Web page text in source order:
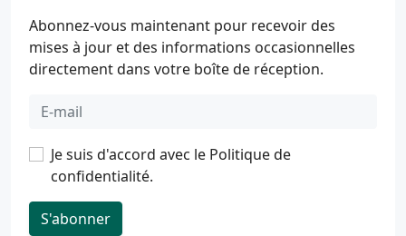
Abonnez-vous maintenant pour recevoir des
mises à jour et des informations occasionnelles
directement dans votre boîte de réception.
Je suis d'accord avec le Politique de
confidentialité.
S'abonner